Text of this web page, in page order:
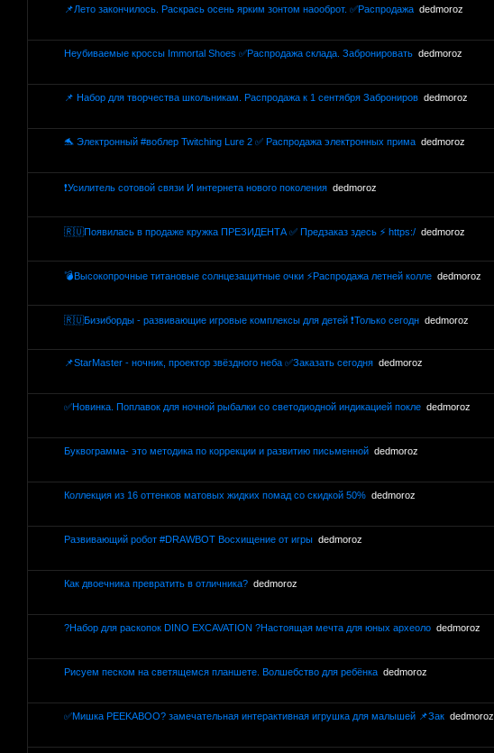
📌Лето закончилось. Раскрась осень ярким зонтом наооброт. ✅Распродажа dedmoroz
Неубиваемые кроссы Immortal Shoes ✅Распродажа склада. Забронировать dedmoroz
📌 Набор для творчества школьникам. Распродажа к 1 сентября Заброниров dedmoroz
🐬 Электронный #воблер Twitching Lure 2 ✅ Распродажа электронных прима dedmoroz
❗Усилитель сотовой связи И интернета нового поколения dedmoroz
🇷🇺Появилась в продаже кружка ПРЕЗИДЕНТА ✅ Предзаказ здесь ⚡ https:/ dedmoroz
💣Высокопрочные титановые солнцезащитные очки ⚡Распродажа летней колле dedmoroz
🇷🇺Бизиборды - развивающие игровые комплексы для детей ❗Только сегодн dedmoroz
📌StarMaster - ночник, проектор звёздного неба ✅Заказать сегодня dedmoroz
✅Новинка. Поплавок для ночной рыбалки со светодиодной индикацией покле dedmoroz
Буквограмма- это методика по коррекции и развитию письменной dedmoroz
Коллекция из 16 оттенков матовых жидких помад со скидкой 50% dedmoroz
Развивающий робот #DRAWBOT Восхищение от игры dedmoroz
Как двоечника превратить в отличника? dedmoroz
?Набор для раскопок DINO EXCAVATION ?Настоящая мечта для юных археоло dedmoroz
Рисуем песком на светящемся планшете. Волшебство для ребёнка dedmoroz
✅Мишка PEEKABOO? замечательная интерактивная игрушка для малышей 📌Зак dedmoroz